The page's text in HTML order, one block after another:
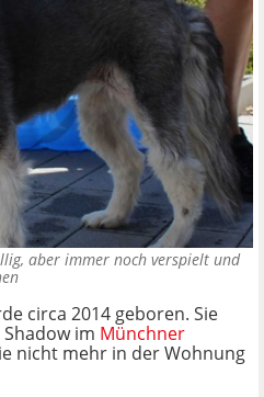
aber immer noch verspielt und
circa 2014 geboren. Sie
im Münchner
nicht mehr in der Wohnung